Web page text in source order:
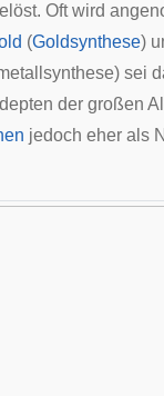
Oft wird
(Goldsynthese)
sei
der großen
jedoch eher als